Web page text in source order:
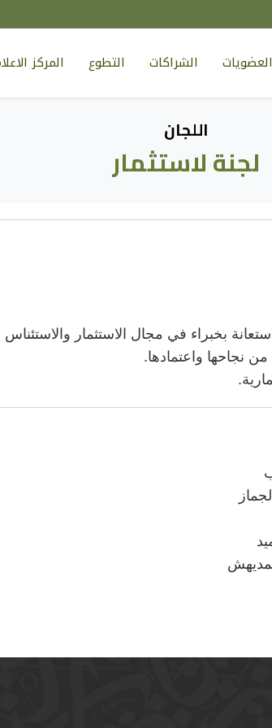
العضويات الشراكات التطوع المركز
اللجان
لجنة لاستثمار